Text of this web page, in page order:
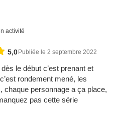
activité
5,0Publiée le 2 septembre 2022
le début c’est prenant et
rondement mené, les
chaque personnage a ça place,
pas cette série